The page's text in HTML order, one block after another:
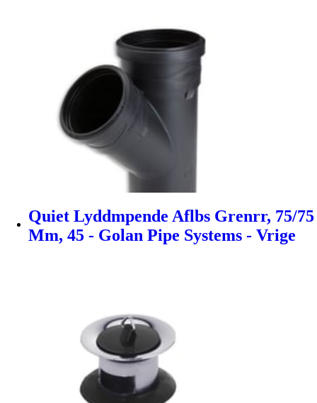
Quiet Lyddmpende Aflbs Grenrr, 75/75
Mm, 45 - Golan Pipe Systems - Vrige